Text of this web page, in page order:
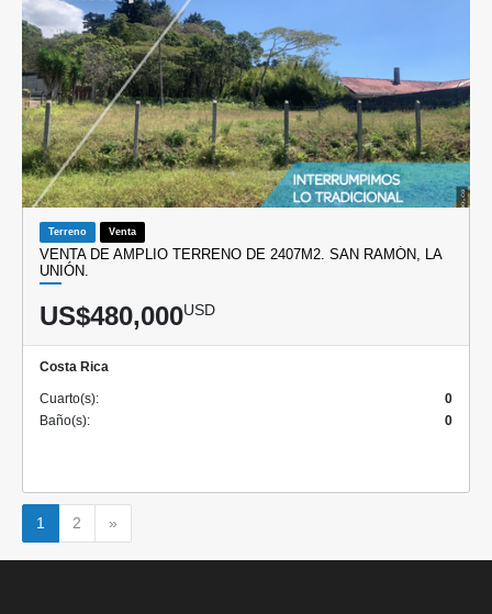
Terreno Venta
VENTA DE AMPLIO TERRENO DE 2407M2. SAN RAMÓN, LA
UNIÓN.
US$480,000USD
Costa Rica
Cuarto(s):
0
Baño(s):
0
1 2 »